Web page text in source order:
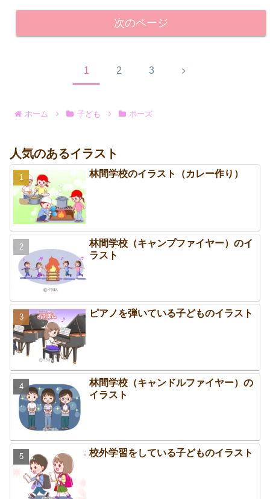
次のページ
1 2 3 次
ホーム 子ども ポーズ
人気のあるイラスト
林間学校のイラスト（カレー作り）
林間学校（キャンプファイヤー）のイ
ラスト
ピアノを弾いている子どものイラスト
林間学校（キャンドルファイヤー）の
イラスト
校外学習をしている子どものイラスト